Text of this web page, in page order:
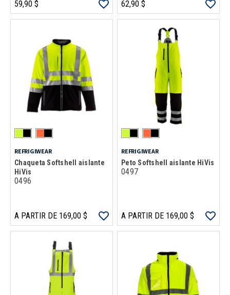
59,90 $ 62,90 $
REFRIGIWEAR
Chaqueta Softshell aislante
HiVis
0496
A PARTIR DE 169,00 $
REFRIGIWEAR
Peto Softshell aislante HiVis
0497
A PARTIR DE 169,00 $